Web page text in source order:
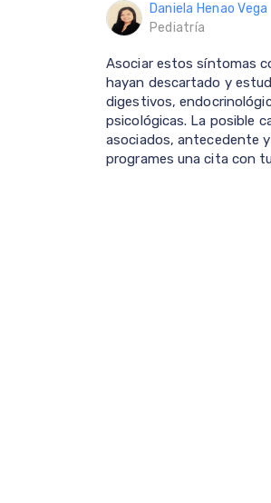
Daniela Henao Vega
Pediatría
Asociar estos síntomas
hayan descartado y
digestivos,
psicológicas. La posible
asociados, antecedente
programes una cita con